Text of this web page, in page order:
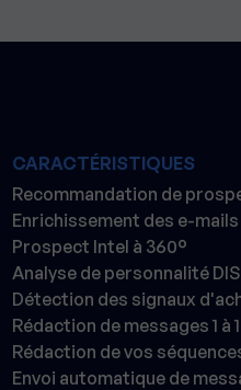
CARACTÉRISTIQUES
Recommandation de
Enrichissement des e-
Prospect Intel à 360°
Analyse de personnalité
Détection des signaux
Rédaction de messages 1 à 1
Rédaction de vos
Envoi automatique de